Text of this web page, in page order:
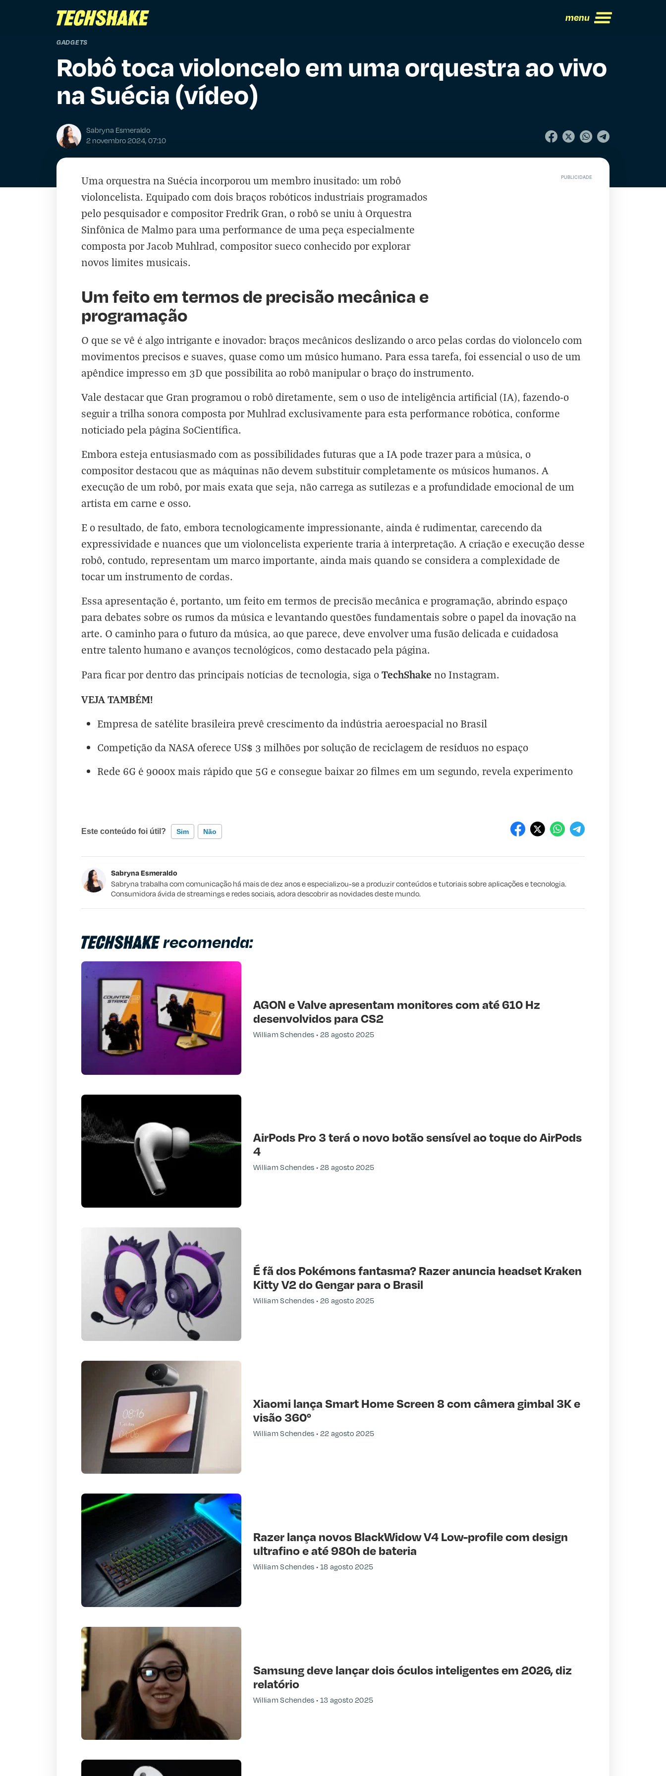
menu
GADGETS
Robô toca violoncelo em uma orquestra ao vivo
na Suécia (vídeo)
Sabryna Esmeraldo
2 novembro 2024, 07:10
Uma orquestra na Suécia incorporou um membro inusitado: um robô
violoncelista. Equipado com dois braços robóticos industriais programados
pelo pesquisador e compositor Fredrik Gran, o robô se uniu à Orquestra
Sinfônica de Malmo para uma performance de uma peça especialmente
composta por Jacob Muhlrad, compositor sueco conhecido por explorar
novos limites musicais.
Um feito em termos de precisão mecânica e
programação
O que se vê é algo intrigante e inovador: braços mecânicos deslizando o arco pelas cordas do violoncelo com
movimentos precisos e suaves, quase como um músico humano. Para essa tarefa, foi essencial o uso de um
apêndice impresso em 3D que possibilita ao robô manipular o braço do instrumento.
Vale destacar que Gran programou o robô diretamente, sem o uso de inteligência artificial (IA), fazendo-o
seguir a trilha sonora composta por Muhlrad exclusivamente para esta performance robótica, conforme
noticiado pela página SoCientífica.
Embora esteja entusiasmado com as possibilidades futuras que a IA pode trazer para a música, o
compositor destacou que as máquinas não devem substituir completamente os músicos humanos. A
execução de um robô, por mais exata que seja, não carrega as sutilezas e a profundidade emocional de um
artista em carne e osso.
E o resultado, de fato, embora tecnologicamente impressionante, ainda é rudimentar, carecendo da
expressividade e nuances que um violoncelista experiente traria à interpretação. A criação e execução desse
robô, contudo, representam um marco importante, ainda mais quando se considera a complexidade de
tocar um instrumento de cordas.
Essa apresentação é, portanto, um feito em termos de precisão mecânica e programação, abrindo espaço
para debates sobre os rumos da música e levantando questões fundamentais sobre o papel da inovação na
arte. O caminho para o futuro da música, ao que parece, deve envolver uma fusão delicada e cuidadosa
entre talento humano e avanços tecnológicos, como destacado pela página.
Para ficar por dentro das principais notícias de tecnologia, siga oTechShake no Instagram.
VEJA TAMBÉM!
Empresa de satélite brasileira prevê crescimento da indústria aeroespacial no Brasil
Competição da NASA oferece US$ 3 milhões por solução de reciclagem de resíduos no espaço
Rede 6G é 9000x mais rápido que 5G e consegue baixar 20 filmes em um segundo, revela experimento
Este conteúdo foi útil? Sim Não
Este conteúdo não tem a informação que procuro
Sabryna Esmeraldo
Sabryna trabalha com comunicação há mais de dez anos e especializou-se a produzir conteúdos e tutoriais sobre aplicações e tecnologia.
Consumidora ávida de streamings e redes sociais, adora descobrir as novidades deste mundo.
recomenda:
AGON e Valve apresentam monitores com até 610 Hz
desenvolvidos para CS2
William Schendes 28 agosto 2025
AirPods Pro 3 terá o novo botão sensível ao toque do AirPods
4
William Schendes 28 agosto 2025
É fã dos Pokémons fantasma? Razer anuncia headset Kraken
Kitty V2 do Gengar para o Brasil
William Schendes 26 agosto 2025
Xiaomi lança Smart Home Screen 8 com câmera gimbal 3K e
visão 360°
William Schendes 22 agosto 2025
Razer lança novos BlackWidow V4 Low-profile com design
ultrafino e até 980h de bateria
William Schendes 18 agosto 2025
Samsung deve lançar dois óculos inteligentes em 2026, diz
relatório
William Schendes 13 agosto 2025